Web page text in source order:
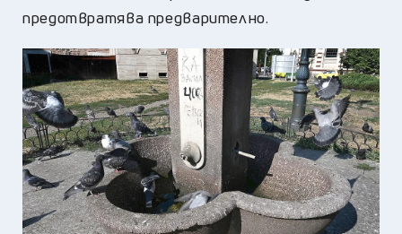
предотвратява предварително.